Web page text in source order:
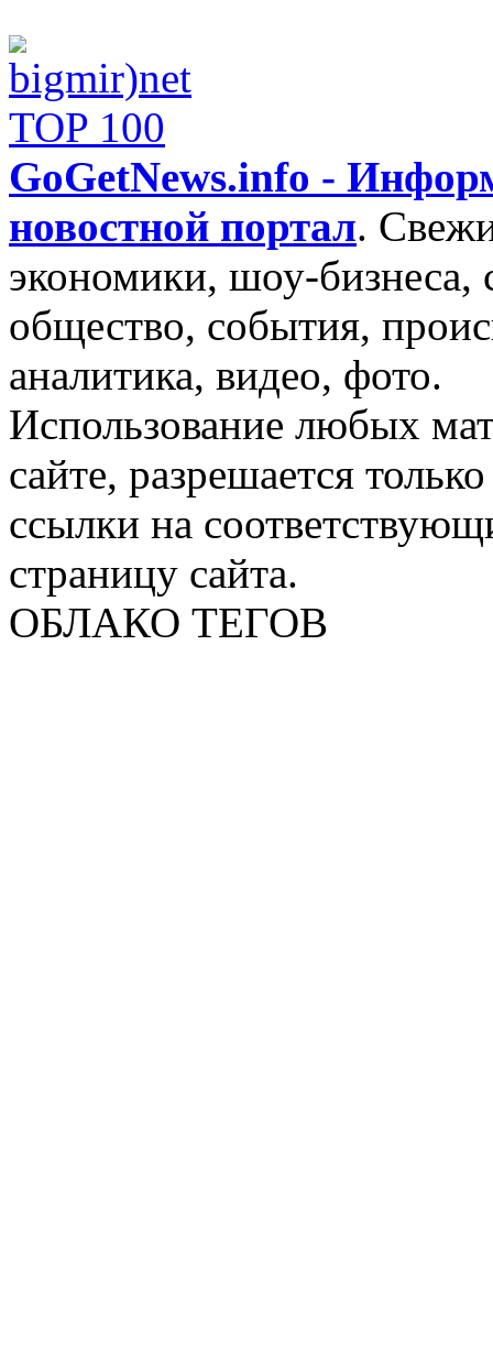
GoGetNews.info -
новостной портал.
экономики, шоу-бизнеса,
общество, события,
аналитика, видео, фото.
Использование любых
сайте, разрешается
ссылки на
страницу сайта.
ОБЛАКО ТЕГОВ